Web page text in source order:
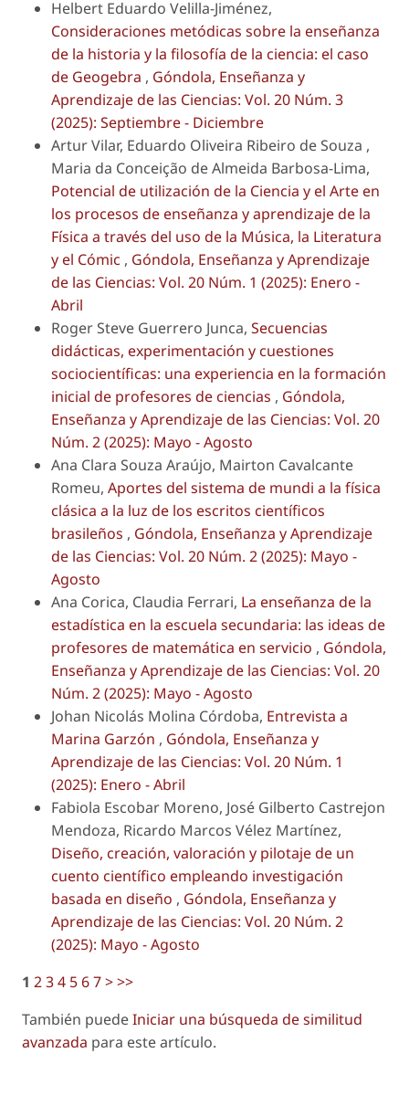
Helbert Eduardo Velilla-Jiménez,
Consideraciones metódicas sobre la enseñanza
de la historia y la filosofía de la ciencia: el caso
de Geogebra , Góndola, Enseñanza y
Aprendizaje de las Ciencias: Vol. 20 Núm. 3
(2025): Septiembre - Diciembre
Artur Vilar, Eduardo Oliveira Ribeiro de Souza ,
Maria da Conceição de Almeida Barbosa-Lima,
Potencial de utilización de la Ciencia y el Arte en
los procesos de enseñanza y aprendizaje de la
Física a través del uso de la Música, la Literatura
y el Cómic , Góndola, Enseñanza y Aprendizaje
de las Ciencias: Vol. 20 Núm. 1 (2025): Enero -
Abril
Roger Steve Guerrero Junca, Secuencias
didácticas, experimentación y cuestiones
sociocientíficas: una experiencia en la formación
inicial de profesores de ciencias , Góndola,
Enseñanza y Aprendizaje de las Ciencias: Vol. 20
Núm. 2 (2025): Mayo - Agosto
Ana Clara Souza Araújo, Mairton Cavalcante
Romeu, Aportes del sistema de mundi a la física
clásica a la luz de los escritos científicos
brasileños , Góndola, Enseñanza y Aprendizaje
de las Ciencias: Vol. 20 Núm. 2 (2025): Mayo -
Agosto
Ana Corica, Claudia Ferrari, La enseñanza de la
estadística en la escuela secundaria: las ideas de
profesores de matemática en servicio , Góndola,
Enseñanza y Aprendizaje de las Ciencias: Vol. 20
Núm. 2 (2025): Mayo - Agosto
Johan Nicolás Molina Córdoba, Entrevista a
Marina Garzón , Góndola, Enseñanza y
Aprendizaje de las Ciencias: Vol. 20 Núm. 1
(2025): Enero - Abril
Fabiola Escobar Moreno, José Gilberto Castrejon
Mendoza, Ricardo Marcos Vélez Martínez,
Diseño, creación, valoración y pilotaje de un
cuento científico empleando investigación
basada en diseño , Góndola, Enseñanza y
Aprendizaje de las Ciencias: Vol. 20 Núm. 2
(2025): Mayo - Agosto
1 234 567>>>
También puedeIniciar una búsqueda de similitud
avanzada para este artículo.